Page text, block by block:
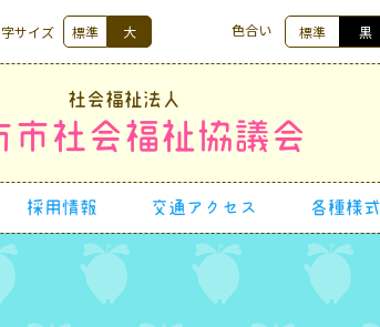
サイズ 標準 大 色合い 標準 黒
社会福祉法人
市社会福祉協議会
採用情報 交通アクセス 各種様